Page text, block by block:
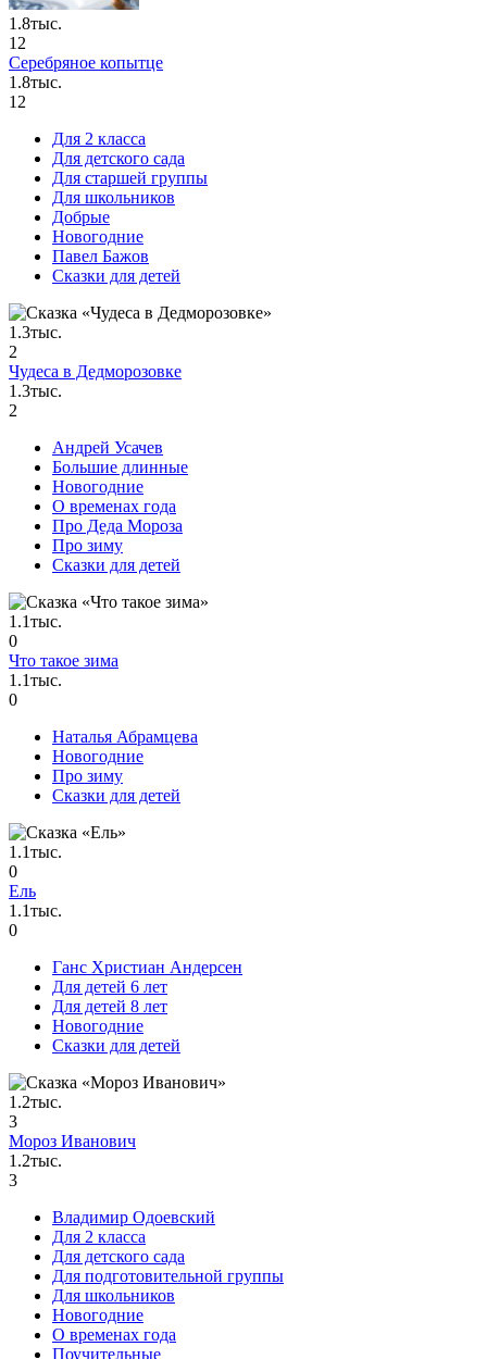
1.8тыс.
12
Серебряное копытце
1.8тыс.
12
Для 2 класса
Для детского сада
Для старшей группы
Для школьников
Добрые
Новогодние
Павел Бажов
Сказки для детей
1.3тыс.
2
Чудеса в Дедморозовке
1.3тыс.
2
Андрей Усачев
Большие длинные
Новогодние
О временах года
Про Деда Мороза
Про зиму
Сказки для детей
1.1тыс.
0
Что такое зима
1.1тыс.
0
Наталья Абрамцева
Новогодние
Про зиму
Сказки для детей
1.1тыс.
0
Ель
1.1тыс.
0
Ганс Христиан Андерсен
Для детей 6 лет
Для детей 8 лет
Новогодние
Сказки для детей
1.2тыс.
3
Мороз Иванович
1.2тыс.
3
Владимир Одоевский
Для 2 класса
Для детского сада
Для подготовительной группы
Для школьников
Новогодние
О временах года
Поучительные